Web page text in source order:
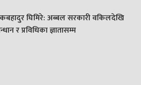
घिमिरे: अब्बल सरकारी वकिलदेखि
र प्रविधिका ज्ञातासम्म